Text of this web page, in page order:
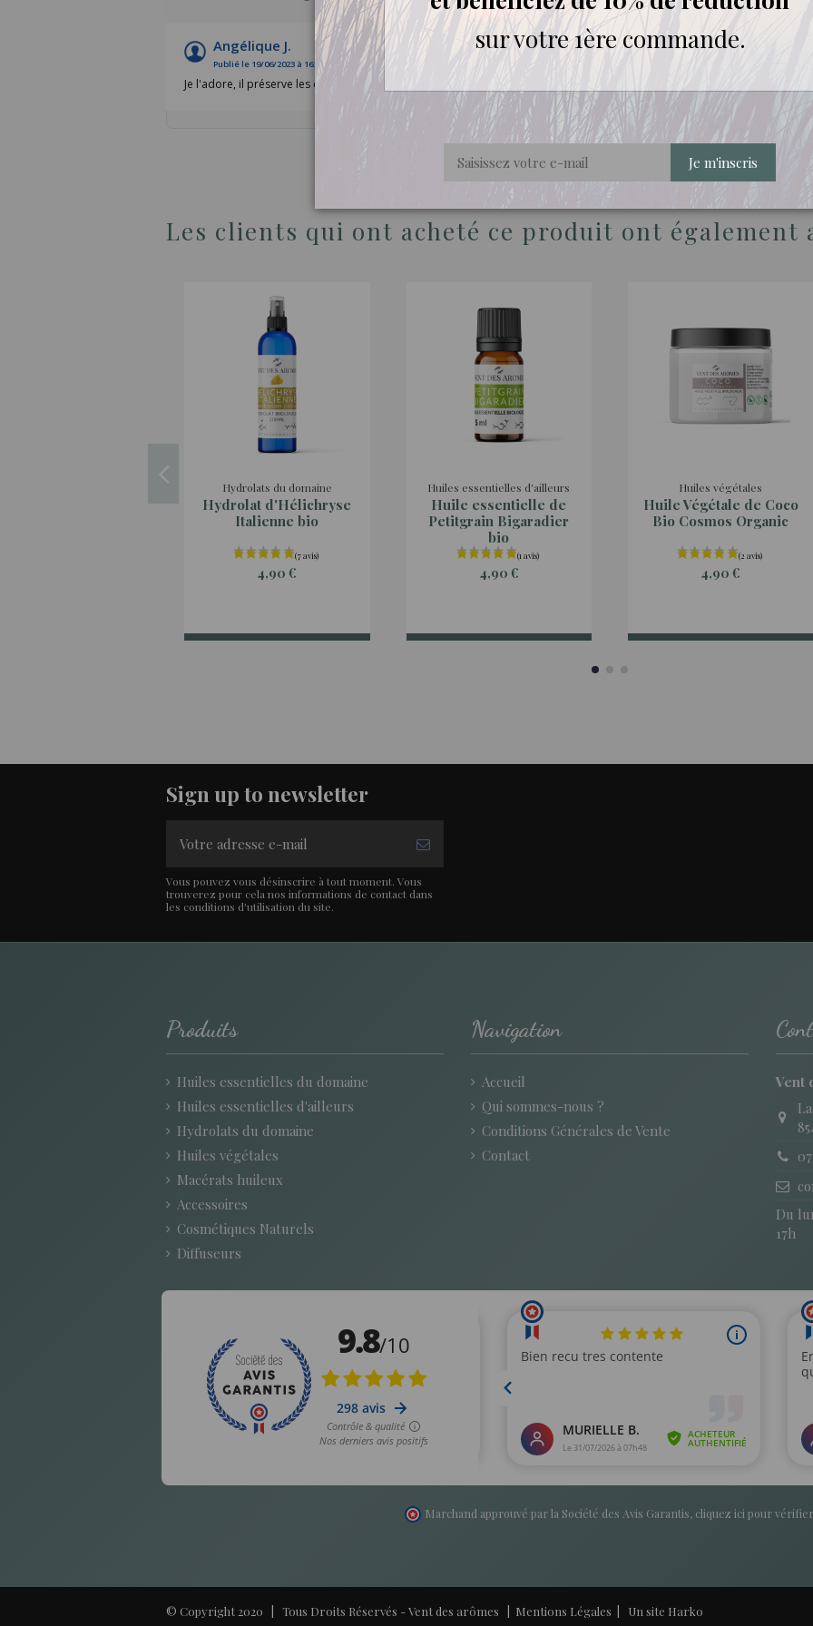
Angélique J.
Publié le 19/06/2023 à 16:10(Date de commande : 07/06/2023)
Je l'adore, il préserve les qualités des huiles essentielles tout en diffusant les effluves. Discret, je l'utilise quotidiennement.
Les clients qui ont acheté ce produit ont également
Hydrolats du domaine
Hydrolat d'Hélichryse
Italienne bio
4,90 €
Huiles essentielles d'ailleurs
Huile essentielle de
Petitgrain Bigaradier
bio
4,90 €
Huiles végétales
Huile Végétale de Coco
Bio Cosmos Organic
4,90 €
Sign up to newsletter
Vous pouvez vous désinscrire à tout moment. Vous
trouverez pour cela nos informations de contact dans
les conditions d'utilisation du site.
Produits
Huiles essentielles du domaine
Huiles essentielles d'ailleurs
Hydrolats du domaine
Huiles végétales
Macérats huileux
Accessoires
Cosmétiques Naturels
Diffuseurs
Navigation
Accueil
Qui sommes-nous ?
Conditions Générales de Vente
Contact
Vent
Du
17h
Marchand approuvé par la Société des Avis Garantis, cliquez ici pour vérifier
© Copyright 2020 | Tous Droits Réservés - Vent des arômes | Mentions Légales | Un site Harko
sur votre 1ère commande.
Je m'inscris